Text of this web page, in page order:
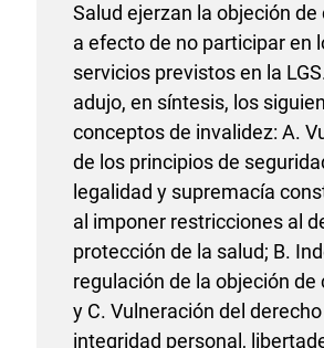
Salud ejerzan la objeción de
a efecto de no participar en
servicios previstos en la
adujo, en síntesis, los
conceptos de invalidez: A.
de los principios de
legalidad y supremacía
al imponer restricciones al
protección de la salud; B.
regulación de la objeción de
y C. Vulneración del
integridad personal,